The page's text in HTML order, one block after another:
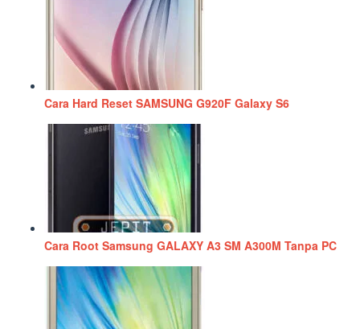
Cara Hard Reset SAMSUNG G920F Galaxy S6
Cara Root Samsung GALAXY A3 SM A300M Tanpa PC